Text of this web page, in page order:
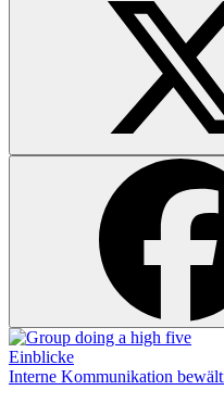
Einblicke
Interne Kommunikation